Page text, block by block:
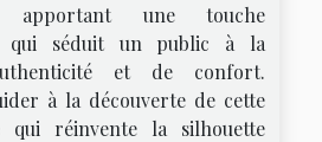
une touche
qui séduit un public à la
et de confort.
à la découverte de cette
qui réinvente la silhouette